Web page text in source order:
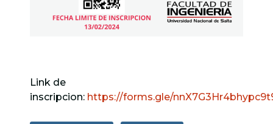
Link de
inscripcion: https://forms.gle/